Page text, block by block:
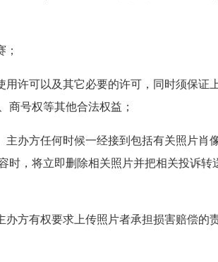
许可以及其它必要的许可，同时须保证
商号权等其他合法权益；
办方任何时候一经接到包括有关照片肖
时，将立即删除相关照片并把相关投诉转
方有权要求上传照片者承担损害赔偿的